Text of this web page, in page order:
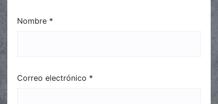
Nombre *
Correo electrónico *